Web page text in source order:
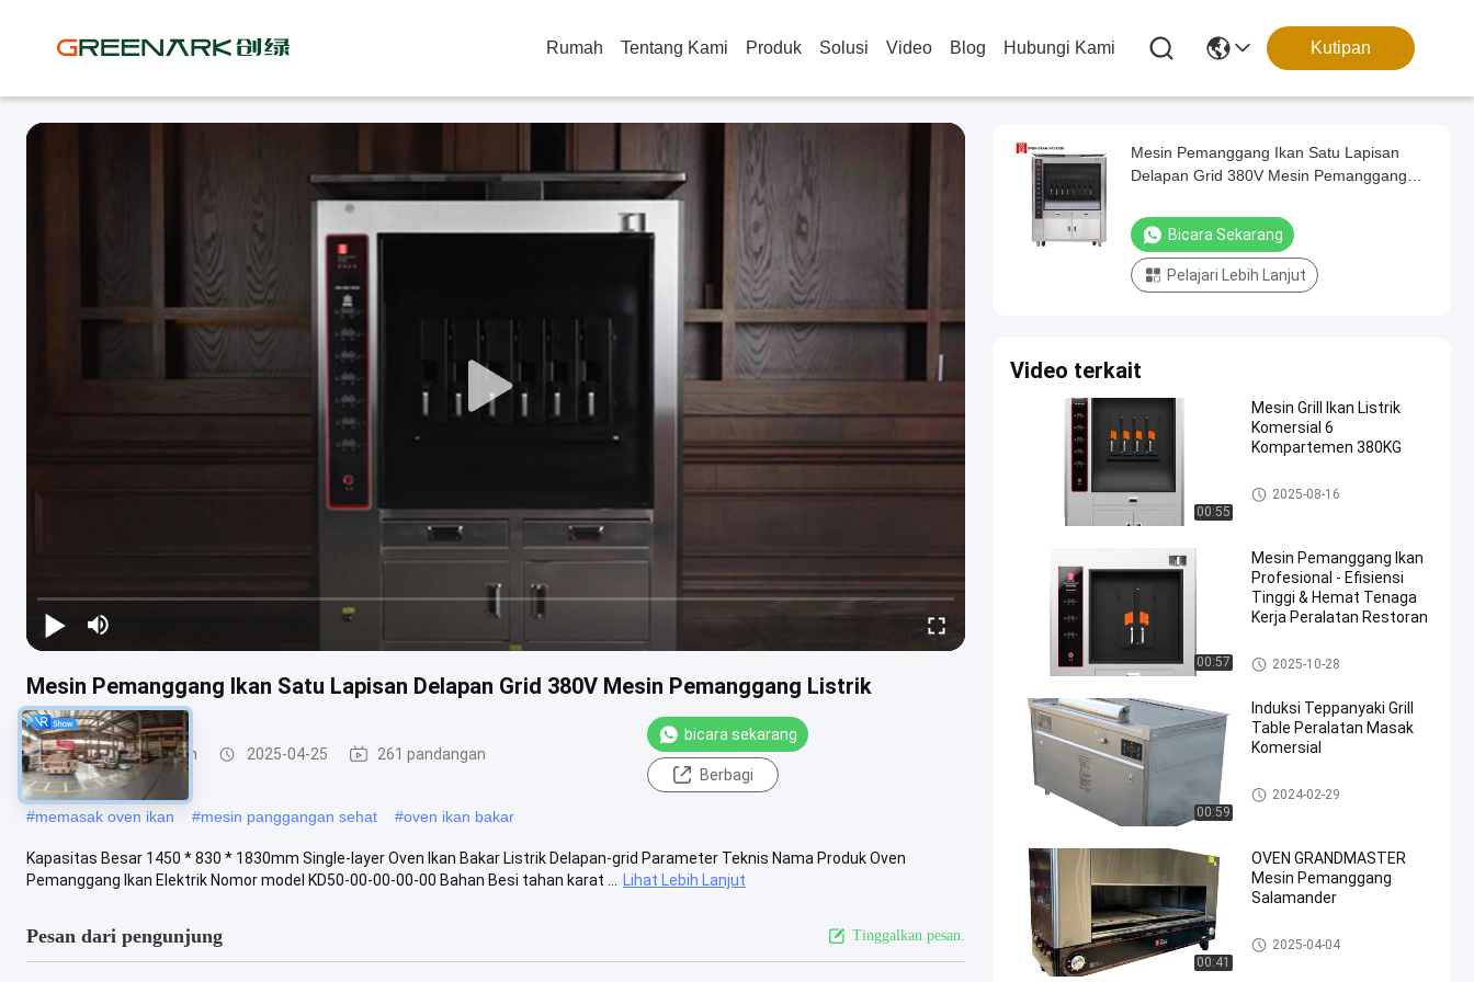
Rumah Tentang Kami Produk Solusi Video Blog Hubungi Kami Kutipan
Mesin Pemanggang Ikan Satu Lapisan Delapan Grid 380V Mesin Pemanggang Listrik
Mesin Panggang Ikan 2025-04-25 261 pandangan
bicara sekarang
Berbagi
#memasak oven ikan #mesin panggangan sehat #oven ikan bakar
Kapasitas Besar 1450 * 830 * 1830mm Single-layer Oven Ikan Bakar Listrik Delapan-grid Parameter Teknis Nama Produk Oven
Pemanggang Ikan Elektrik Nomor model KD50-00-00-00-00 Bahan Besi tahan karat ...
Lihat Lebih Lanjut
Pesan dari pengunjung Tinggalkan pesan.
Mesin Pemanggang Ikan Satu Lapisan
Delapan Grid 380V Mesin Pemanggang
Bicara Sekarang
Pelajari Lebih Lanjut
Video terkait
00:55
Mesin Grill Ikan Listrik
Komersial 6
Kompartemen 380KG
Mesin Panggang Ikan
2025-08-16
00:57
Mesin Pemanggang Ikan
Profesional - Efisiensi
Tinggi & Hemat Tenaga
Kerja Peralatan Restoran
Mesin Panggang Ikan
2025-10-28
00:59
Induksi Teppanyaki Grill
Table Peralatan Masak
Komersial
Meja Panggangan Teppanyaki
2024-02-29
00:41
OVEN GRANDMASTER
Mesin Pemanggang
Salamander
Pemanggang Barbekyu Komer
sial
2025-04-04